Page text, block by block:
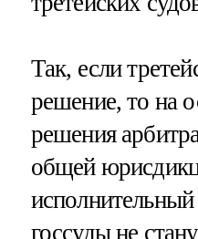
Так, если
решение, то на
решения
общей
госсуды не